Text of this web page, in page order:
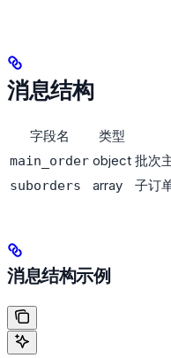
消息结构
字段名 类型
main_order object 批次
suborders array 子订
消息结构示例